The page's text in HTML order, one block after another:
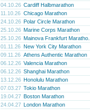
04.10.26 Cardiff Halbmarathon
11.10.26 Chicago Marathon
24.10.26 Polar Circle Marathon
25.10.26 Marine Corps Marathon
25.10.26 Mainova Frankfurt Maratho...
01.11.26 New York City Marathon
09.11.26 Athens Authentic Marathon
06.12.26 Valencia Marathon
06.12.26 Shanghai Marathon
13.12.26 Honolulu Marathon
07.03.27 Tokio Marathon
19.04.27 Boston Marathon
24.04.27 London Marathon